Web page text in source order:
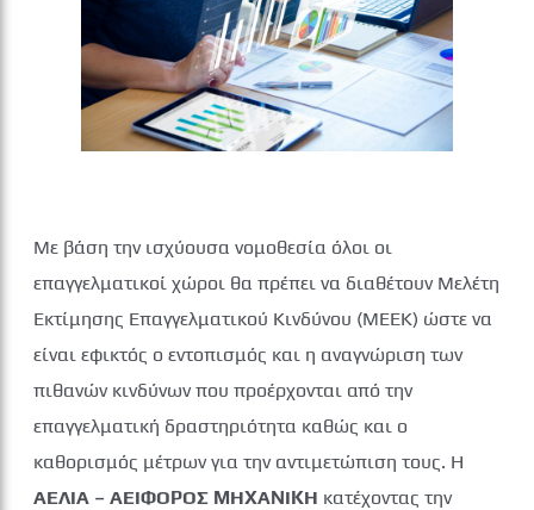
Με βάση την ισχύουσα νομοθεσία όλοι οι
επαγγελματικοί χώροι θα πρέπει να διαθέτουν Μελέτη
Εκτίμησης Επαγγελματικού Κινδύνου (ΜΕΕΚ) ώστε να
είναι εφικτός ο εντοπισμός και η αναγνώριση των
πιθανών κινδύνων που προέρχονται από την
επαγγελματική δραστηριότητα καθώς και ο
καθορισμός μέτρων για την αντιμετώπιση τους. Η
ΑΕΛΙΑ – ΑΕΙΦΟΡΟΣ ΜΗΧΑΝΙΚΗ κατέχοντας την